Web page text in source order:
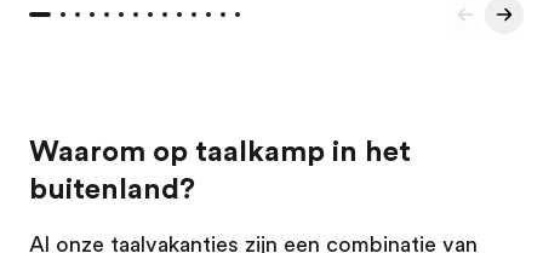
Waarom op taalkamp in het
buitenland?
Al onze taalvakanties zijn een combinatie van